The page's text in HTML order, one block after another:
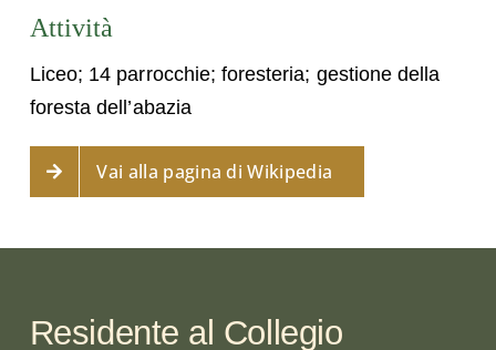
Attività
Liceo; 14 parrocchie; foresteria; gestione della
foresta dell’abazia
Vai alla pagina di Wikipedia
Residente al Collegio